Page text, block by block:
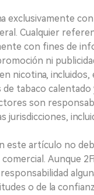
exclusivamente
Cualquier
con fines de
ni
nicotina,
tabaco
son
jurisdicciones,
este artículo no
Aunque
o de la